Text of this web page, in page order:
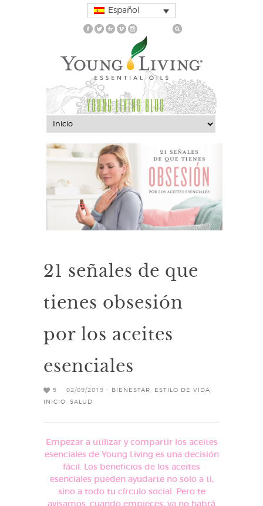
Español
YOUNG LIVING BLOG
21 señales de que
tienes obsesión
por los aceites
esenciales
5 02/09/2019 - BIENESTAR ESTILO DE VIDA
INICIO
SALUD
Empezar a utilizar y compartir los aceites
esenciales de Young Living es una decisión
fácil. Los beneficios de los aceites
esenciales pueden ayudarte no solo a ti,
sino a todo tu círculo social. Pero te
avisamos: cuando empieces, ya no habrá